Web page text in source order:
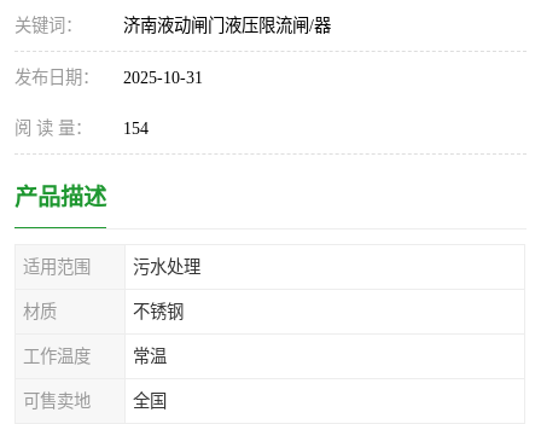
关键词： 济南液动闸门液压限流闸/器
发布日期： 2025-10-31
阅 读 量： 154
产品描述
适用范围 污水处理
材质 不锈钢
工作温度 常温
可售卖地 全国